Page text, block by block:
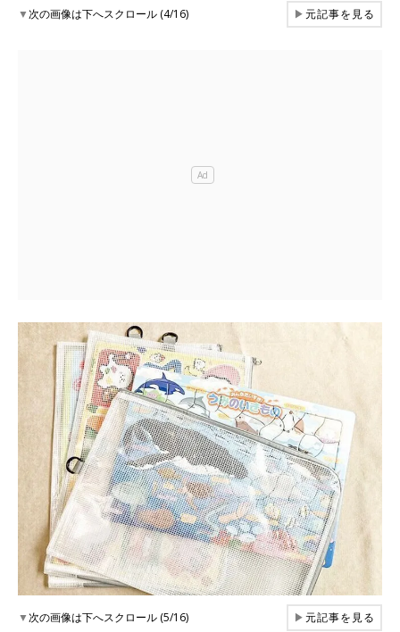
▼次の画像は下へスクロール (4/16) ▶元記事を見る
▼次の画像は下へスクロール (5/16) ▶元記事を見る